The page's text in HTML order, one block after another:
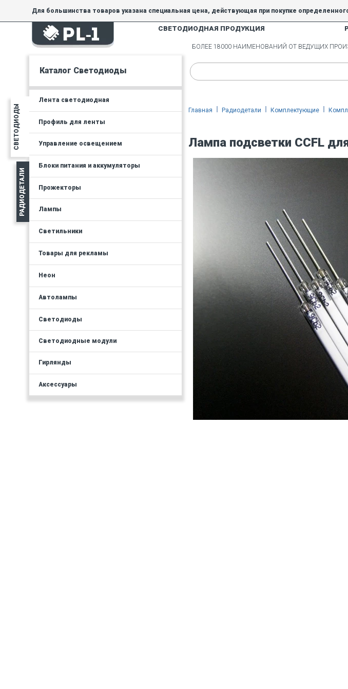
Для большинства товаров указана специальная цена, действующая при покупке
товара.
На товары, купленные по специальной цене, общие скидки 5% и 10% не действуют.
СВЕТОДИОДНАЯ ПРОДУКЦИЯ
СВЕТОДИОДЫ
РАДИОДЕТАЛИ
Каталог Светодиоды
Лента светодиодная
Профиль для ленты
Управление освещением
Блоки питания и аккумуляторы
Прожекторы
Лампы
Светильники
Товары для рекламы
Неон
Автолампы
Светодиоды
Светодиодные модули
Гирлянды
Аксессуары
БОЛЕЕ 18000 НАИМЕНОВАНИЙ ОТ ВЕДУЩИХ
Главная Радиодетали Комплектующие
Лампа подсветки CCFL